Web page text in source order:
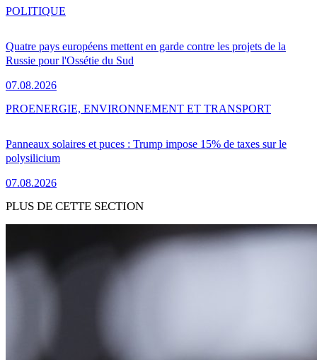
Quatre pays européens mettent en garde contre les projets de la
Russie pour l'Ossétie du Sud
07.08.2026
POLITIQUE
Panneaux solaires et puces : Trump impose 15% de taxes sur le
polysilicium
07.08.2026
PROENERGIE, ENVIRONNEMENT ET TRANSPORT
PLUS DE CETTE SECTION